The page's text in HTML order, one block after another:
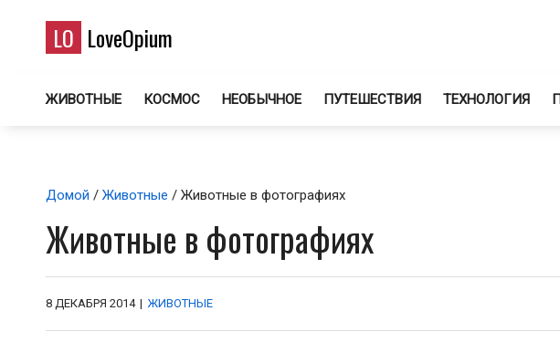
LO LoveOpium
ЖИВОТНЫЕ КОСМОС НЕОБЫЧНОЕ ПУТЕШЕСТВИЯ ТЕХНОЛОГИЯ
Домой / Животные / Животные в фотографиях
Животные в фотографиях
8 ДЕКАБРЯ 2014 | ЖИВОТНЫЕ